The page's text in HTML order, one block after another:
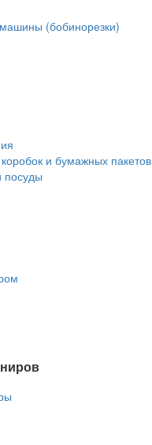
(бобинорезки)
и бумажных пакетов
посуды